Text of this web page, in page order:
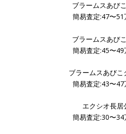
ブラームスあび
簡易査定:47〜51
ブラームスあび
簡易査定:45〜49
ブラームスあびこ
簡易査定:43〜47
エクシオ長居
簡易査定:30〜34